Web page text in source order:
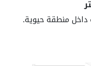
داخل منطقة حيوية.